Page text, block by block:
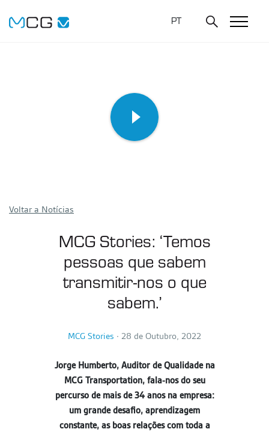
PT
Voltar a Notícias
MCG Stories: ‘Temos
pessoas que sabem
transmitir-nos o que
sabem.’
MCG Stories ∙ 28 de Outubro, 2022
Jorge Humberto, Auditor de Qualidade na
MCG Transportation, fala-nos do seu
percurso de mais de 34 anos na empresa:
um grande desafio, aprendizagem
constante, as boas relações com toda a